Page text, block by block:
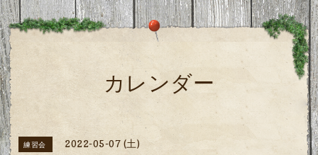
カレンダー
練習会 2022-05-07 (土)